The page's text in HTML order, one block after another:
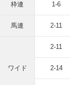
枠連 1-6
馬連 2-11
ワイド
2-11
2-14